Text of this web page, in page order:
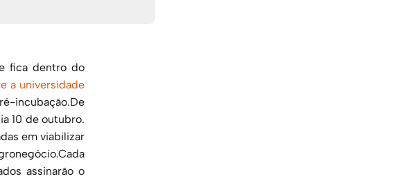
fica dentro do
a universidade
incubação.De
10 de outubro.
em viabilizar
assinarão o